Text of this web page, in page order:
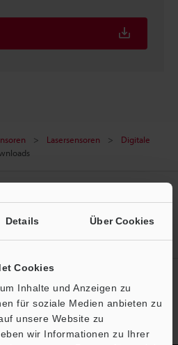
Details Über Cookies
Cookies
Inhalte und Anzeigen zu
für soziale Medien anbieten zu
unsere Website zu
wir Informationen zu Ihrer
Lasersensoren
Digitale